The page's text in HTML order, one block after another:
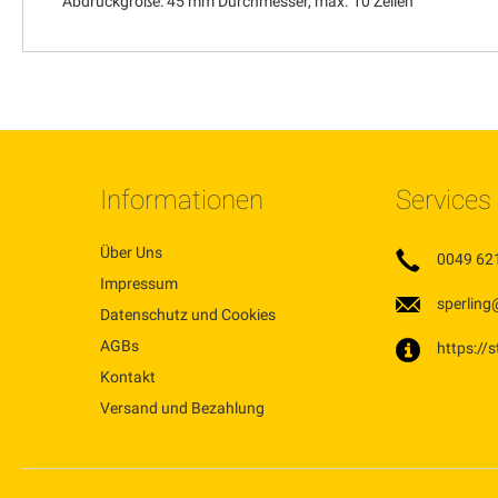
Informationen
Über Uns
Impressum
Datenschutz und Cookies
AGBs
Kontakt
Versand und Bezahlung
Services
0049
https://